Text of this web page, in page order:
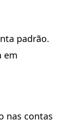
padrão.
em
nas contas